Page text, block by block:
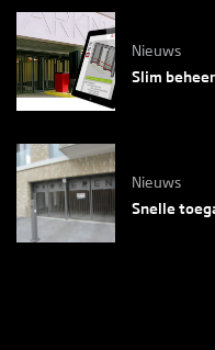
Nieuws
Slim
Nieuws
Snelle